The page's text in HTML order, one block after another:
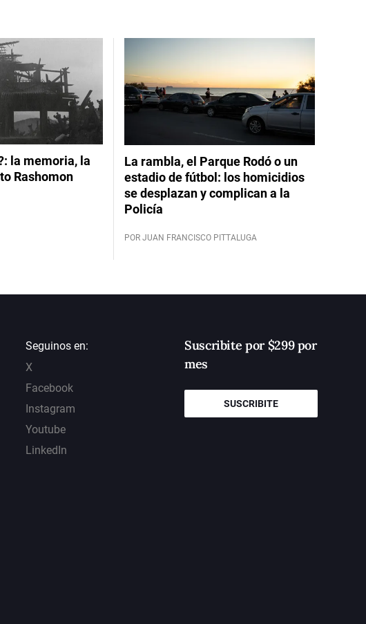
la memoria, la
Rashomon
La rambla, el Parque Rodó o un
estadio de fútbol: los homicidios
se desplazan y complican a la
Policía
POR JUAN FRANCISCO PITTALUGA
Seguinos en:
X
Facebook
Instagram
Youtube
LinkedIn
Suscribite por $299 por
mes
SUSCRIBITE